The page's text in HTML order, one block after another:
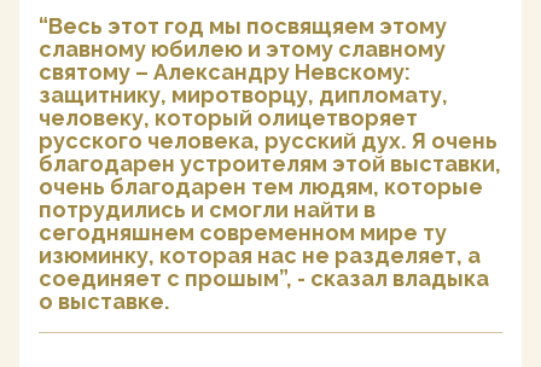
“Весь этот год мы посвящяем этому
славному юбилею и этому славному
святому – Александру Невскому:
защитнику, миротворцу, дипломату,
человеку, который олицетворяет
русского человека, русский дух. Я очень
благодарен устроителям этой выставки,
очень благодарен тем людям, которые
потрудились и смогли найти в
сегодняшнем современном мире ту
изюминку, которая нас не разделяет, а
соединяет с прошым”, - сказал владыка
о выставке.